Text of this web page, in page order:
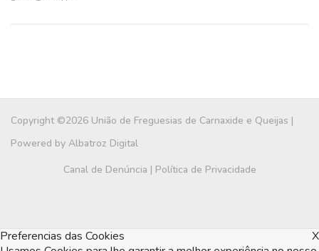
Copyright ©2026 União de Freguesias de Carnaxide e Queijas |
Powered by Albatroz Digital
Canal de Denúncia | Política de Privacidade
X
Preferencias das Cookies